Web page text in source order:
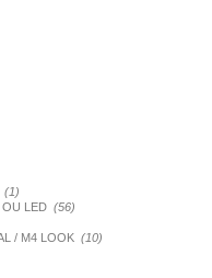
(1)
OU LED (56)
/ M4 LOOK (10)